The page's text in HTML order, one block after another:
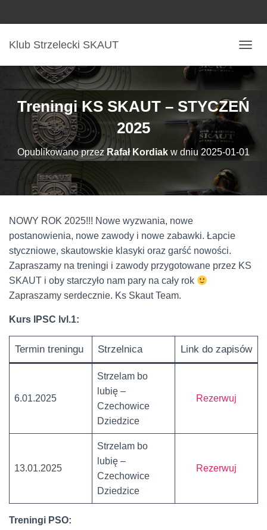
Klub Strzelecki SKAUT
R
Z
Ł
Ą
N
A
Treningi KS SKAUT – STYCZEŃ
2025
Opublikowano przezRafał Kordiak w dniu 2025-01-01
NOWY ROK 2025!!! Nowe wyzwania, nowe
postanowienia, nowe zawody i nowe zabawki. Łapcie
styczniowe, skautowskie klasyki oraz garść nowości.
Zapraszamy na treningi i zawody przygotowane przez KS
SKAUT i oby starczyło nam pary na cały rok
Zapraszamy serdecznie. Ks Skaut Team.
Kurs IPSC lvl.1:
Termin treningu Strzelnica Link do zapisów
6.01.2025
Strzelam bo
lubię –
Czechowice
Dziedzice
Rezerwuj
13.01.2025
Strzelam bo
lubię –
Czechowice
Dziedzice
Rezerwuj
Treningi PSO: